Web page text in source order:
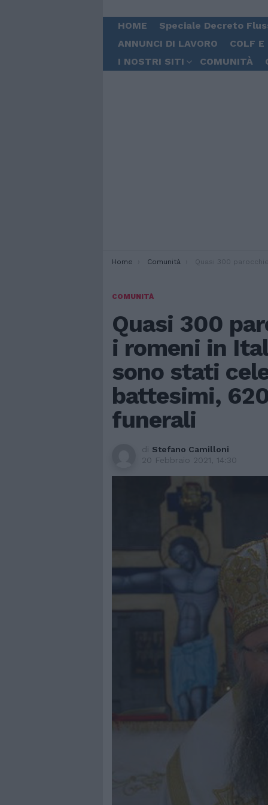
HOME Speciale Decreto
ANNUNCI DI LAVORO
COLF
I NOSTRI SITI
COMUNITÀ
You are here:
Home Comunità Quasi 300 parocchie ortodosse per i romeni in Italia. L’anno scorso sono
COMUNITÀ
Quasi 300
i romeni in
sono stati
battesimi,
funerali
di Stefano Camilloni
20 Febbraio 2021, 14:30